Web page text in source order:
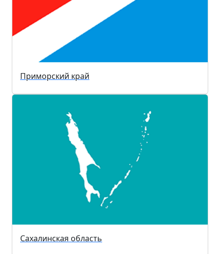
Приморский край
Сахалинская область